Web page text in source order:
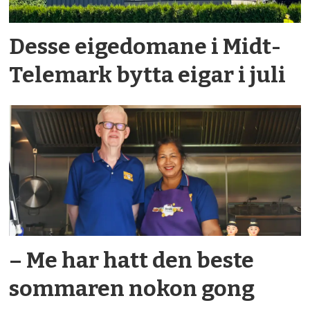
Desse eigedomane i Midt-
Telemark bytta eigar i juli
– Me har hatt den beste
sommaren nokon gong